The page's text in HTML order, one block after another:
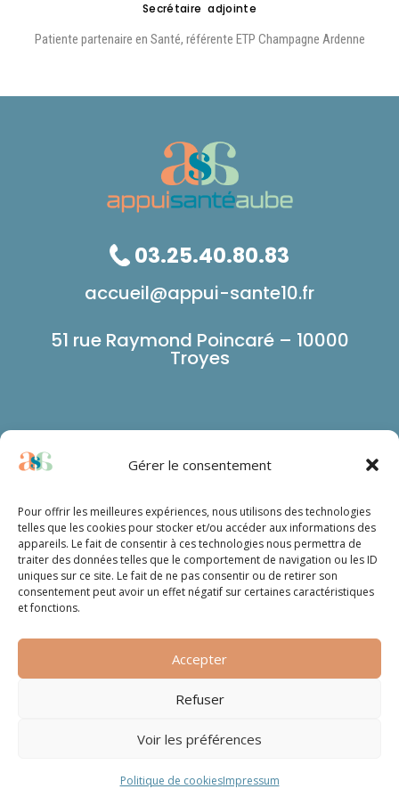
Gérer le consentement
Pour offrir les meilleures expériences, nous utilisons des technologies
telles que les cookies pour stocker et/ou accéder aux informations des
appareils. Le fait de consentir à ces technologies nous permettra de
traiter des données telles que le comportement de navigation ou les ID
uniques sur ce site. Le fait de ne pas consentir ou de retirer son
consentement peut avoir un effet négatif sur certaines caractéristiques
et fonctions.
Accepter
Refuser
Voir les préférences
Politique de cookiesImpressum
Secrétaire adjointe
Patiente partenaire en Santé, référente ETP Champagne Ardenne
03.25.40.80.83
accueil@appui-sante10.fr
51 rue Raymond Poincaré – 10000
Troyes
Copyright © 2024 – Appui Santé Aube – Tous droits réservés